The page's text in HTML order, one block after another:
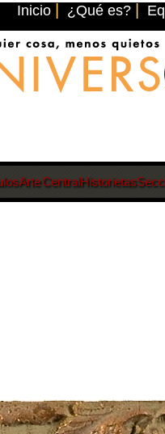
Inicio ¿Qué es?
Arte CentralHistorietas